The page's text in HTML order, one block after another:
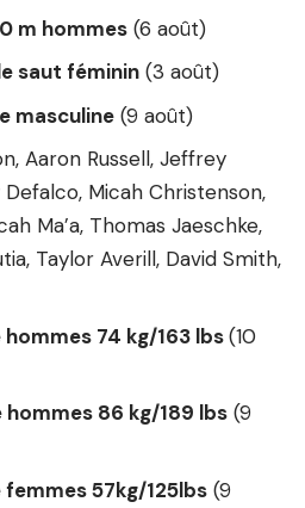
m hommes (6 août)
saut féminin (3 août)
masculine (9 août)
Aaron Russell, Jeffrey
Micah Christenson,
Ma’a, Thomas Jaeschke,
Taylor Averill, David Smith,
74 kg/163 lbs(10
86 kg/189 lbs (9
57kg/125lbs (9